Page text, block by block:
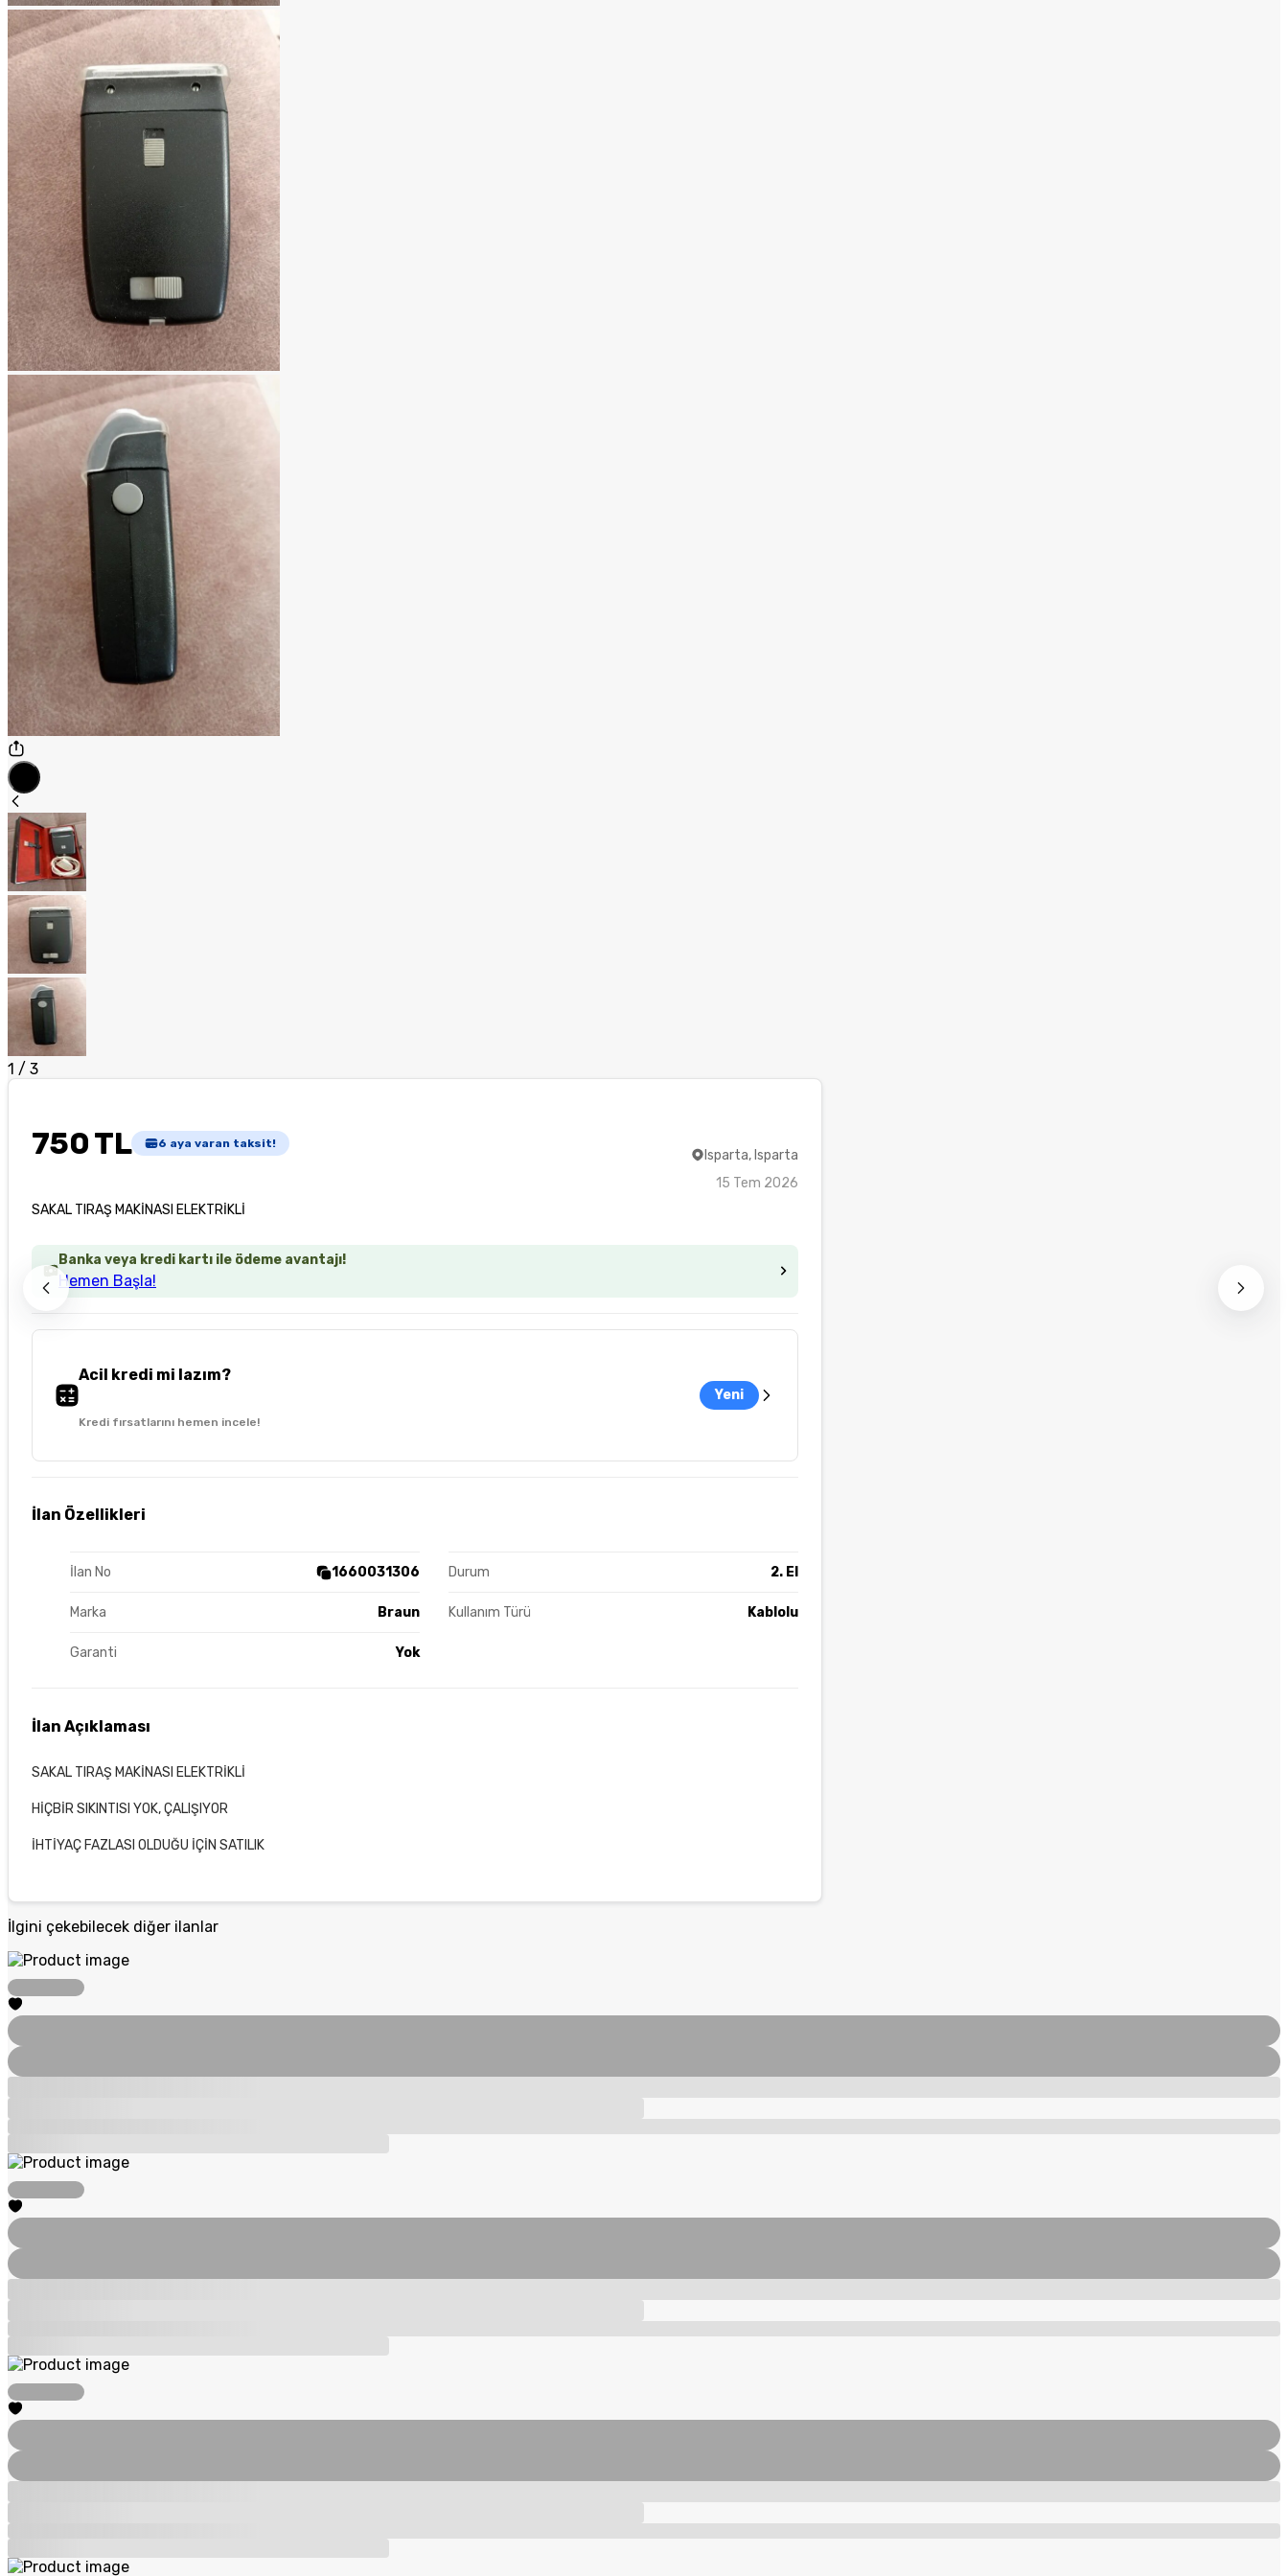
1 / 3
750 TL 6 aya varan taksit!
SAKAL TIRAŞ MAKİNASI ELEKTRİKLİ
Isparta, Isparta
15 Tem 2026
Banka veya kredi kartı ile ödeme avantajı!
Hemen Başla!
Acil kredi mi lazım?
Kredi fırsatlarını hemen incele!
Yeni
İlan Özellikleri
İlan No 1660031306 Durum 2. El
Marka Braun Kullanım Türü Kablolu
Garanti Yok
İlan Açıklaması
SAKAL TIRAŞ MAKİNASI ELEKTRİKLİ
HİÇBİR SIKINTISI YOK, ÇALIŞIYOR
İHTİYAÇ FAZLASI OLDUĞU İÇİN SATILIK
İlgini çekebilecek diğer ilanlar